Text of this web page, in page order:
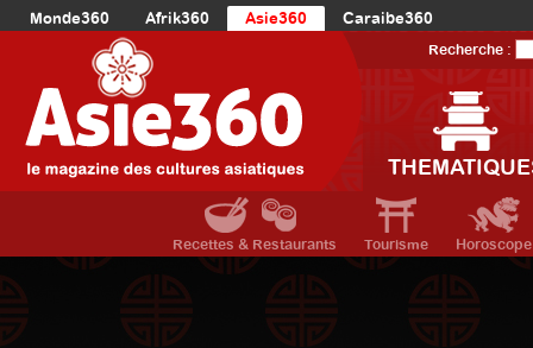
Monde360 Afrik360 Asie360
Caraibe360
Europe360
AmériqueDuNord360
Océanie360
Recherche :
Recettes & Restaurants Tourisme Horoscope